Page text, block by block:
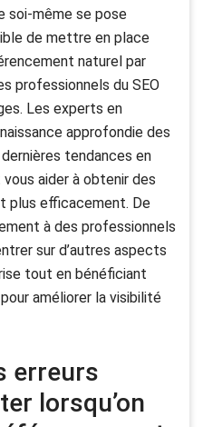
soi-même se pose
de mettre en place
naturel par
professionnels du SEO
Les experts en
approfondie des
tendances en
aider à obtenir des
plus efficacement. De
à des professionnels
sur d’autres aspects
tout en bénéficiant
améliorer la visibilité
erreurs
lorsqu’on